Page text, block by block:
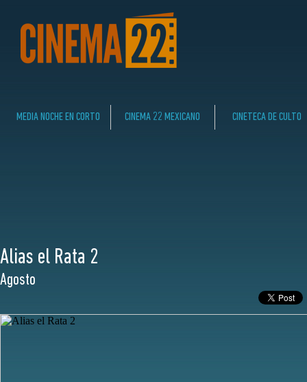
MEDIA NOCHE EN CORTO CINEMA 22 MEXICANO CINETECA DE CULTO
Alias el Rata 2
Agosto